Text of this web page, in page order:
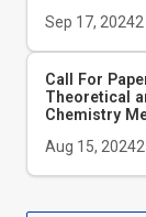
Sep 17, 20242
Call For
Theoretical
Chemistry
Aug 15, 20242